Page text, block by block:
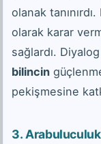
olanak
olarak karar
sağlardı.
bilincin
pekişmesine
3.